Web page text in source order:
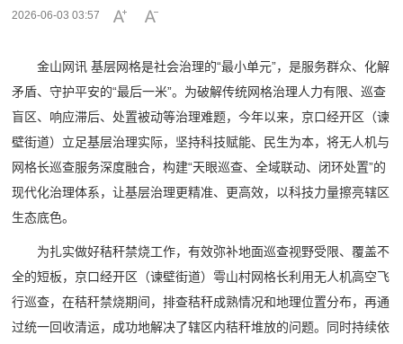
2026-06-03 03:57
金山网讯 基层网格是社会治理的“最小单元”，是服务群众、化解
矛盾、守护平安的“最后一米”。为破解传统网格治理人力有限、巡查
盲区、响应滞后、处置被动等治理难题，今年以来，京口经开区（谏
壁街道）立足基层治理实际，坚持科技赋能、民生为本，将无人机与
网格长巡查服务深度融合，构建“天眼巡查、全域联动、闭环处置”的
现代化治理体系，让基层治理更精准、更高效，以科技力量擦亮辖区
生态底色。
为扎实做好秸秆禁烧工作，有效弥补地面巡查视野受限、覆盖不
全的短板，京口经开区（谏壁街道）雩山村网格长利用无人机高空飞
行巡查，在秸秆禁烧期间，排查秸秆成熟情况和地理位置分布，再通
过统一回收清运，成功地解决了辖区内秸秆堆放的问题。同时持续依